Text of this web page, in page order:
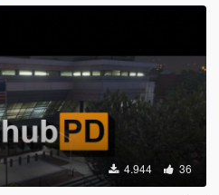
4.944 36